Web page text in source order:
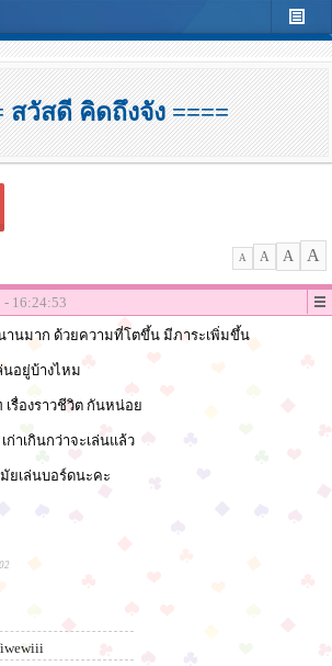
สวัสดี คิดถึงจัง ====
A A A A
- 16:24:53
านมาก ด้วยความที่โตขึ้น มีภาระเพิ่มขึ้น
นอยู่บ้างไหม
รื่องราวชีวิต กันหน่อย
าเกินกว่าจะเล่นแล้ว
ยเล่นบอร์ดนะคะ